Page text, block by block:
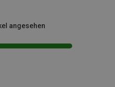
angesehen